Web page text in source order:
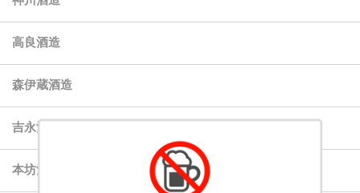
高良酒造
森伊蔵酒造
吉永酒造（有）
本坊酒造